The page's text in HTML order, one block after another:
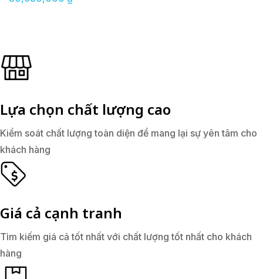
Lựa chọn chất lượng cao
Kiểm soát chất lượng toàn diện để mang lại sự yên tâm cho
khách hàng
Giá cả cạnh tranh
Tìm kiếm giá cả tốt nhất với chất lượng tốt nhất cho khách
hàng